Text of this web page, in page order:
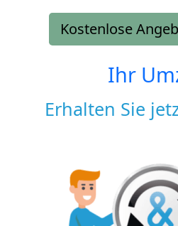
Kostenlose
Ihr
Erhalten Sie